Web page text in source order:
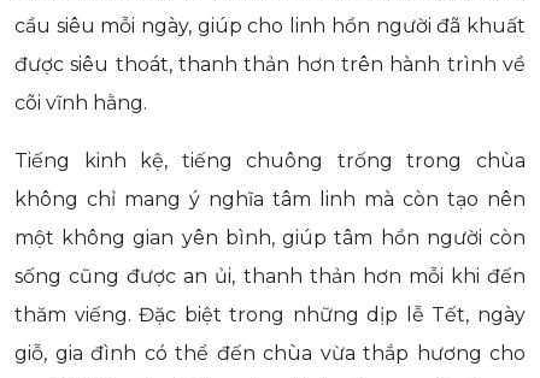
cầu siêu mỗi ngày, giúp cho linh hồn người đã khuất
được siêu thoát, thanh thản hơn trên hành trình về
cõi vĩnh hằng.
Tiếng kinh kệ, tiếng chuông trống trong chùa
không chỉ mang ý nghĩa tâm linh mà còn tạo nên
một không gian yên bình, giúp tâm hồn người còn
sống cũng được an ủi, thanh thản hơn mỗi khi đến
thăm viếng. Đặc biệt trong những dịp lễ Tết, ngày
giỗ, gia đình có thể đến chùa vừa thắp hương cho